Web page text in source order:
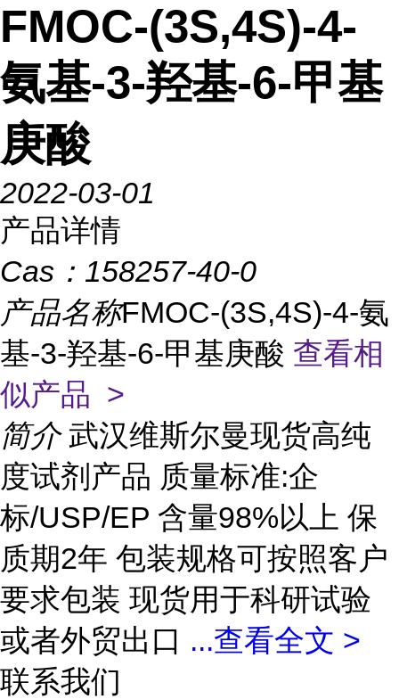
FMOC-(3S,4S)-4-
氨基-3-羟基-6-甲基
庚酸
2022-03-01
产品详情
Cas： 158257-40-0
产品名称FMOC-(3S,4S)-4-氨
基-3-羟基-6-甲基庚酸 查看相
似产品 >
简介 武汉维斯尔曼现货高纯
度试剂产品 质量标准:企
标/USP/EP 含量98%以上 保
质期2年 包装规格可按照客户
要求包装 现货用于科研试验
或者外贸出口 ...查看全文 >
联系我们